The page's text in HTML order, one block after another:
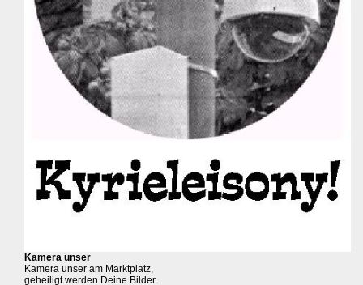
Kamera unser
Kamera unser am Marktplatz,
geheiligt werden Deine Bilder.